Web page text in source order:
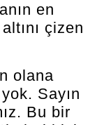
en
çizen
olana
Sayın
Bu bir